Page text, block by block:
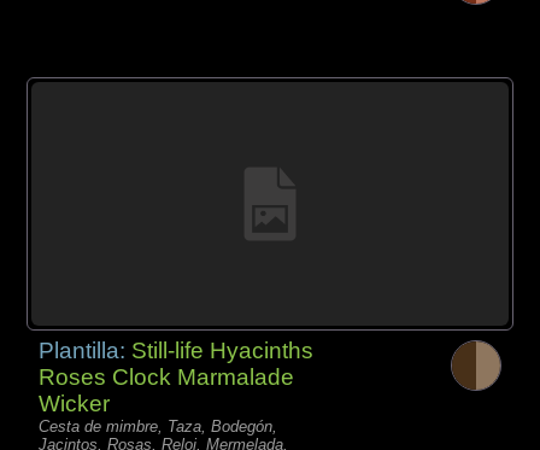
Plantilla: Still-life Hyacinths
Roses Clock Marmalade
Wicker
Cesta de mimbre, Taza, Bodegón,
Jacintos, Rosas, Reloj, Mermelada,